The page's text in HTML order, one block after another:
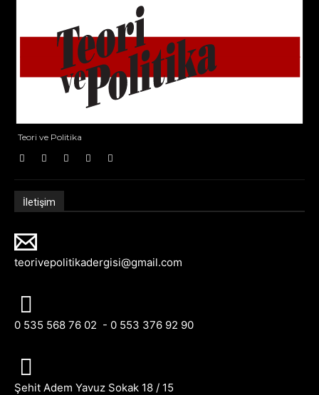
Teori ve Politika
İletişim
teorivepolitikadergisi@gmail.com
0 535 568 76 02 - 0 553 376 92 90
Şehit Adem Yavuz Sokak 18 / 15